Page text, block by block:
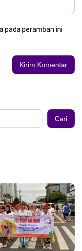
pada peramban ini
Cari